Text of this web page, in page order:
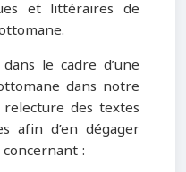
et littéraires de
le cadre d’une
dans notre
des textes
afin d’en dégager
: